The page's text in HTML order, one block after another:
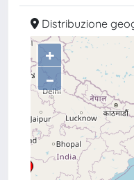
Distribuzione
+
–